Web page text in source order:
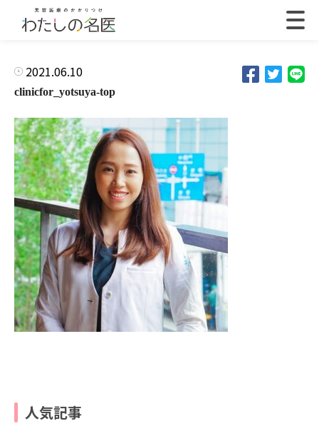
2021.06.10
clinicfor_yotsuya-top
人気記事